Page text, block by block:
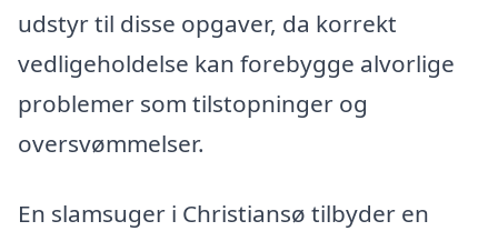
udstyr til disse opgaver, da korrekt
vedligeholdelse kan forebygge alvorlige
problemer som tilstopninger og
oversvømmelser.
En slamsuger i Christiansø tilbyder en